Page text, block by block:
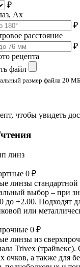
₽
Ax
₽
расстояние
₽
рецепта
файл
размер файла 20
чтобы увидеть
линз
0 ₽
линзы
выбор – при
до +2.00. Подходят
или
0 ₽
линзы из
Trivex
очков, а также для